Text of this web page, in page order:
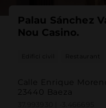
Palau Sánchez
Nou Casino.
Edifici civil Restaurant
Calle Enrique
23440 Baeza